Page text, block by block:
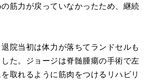
筋力が戻っていなかったため、継続
院当初は体力が落ちてランドセルも
た。ジョージは脊髄腫瘍の手術で左
取れるように筋肉をつけるリハビリ